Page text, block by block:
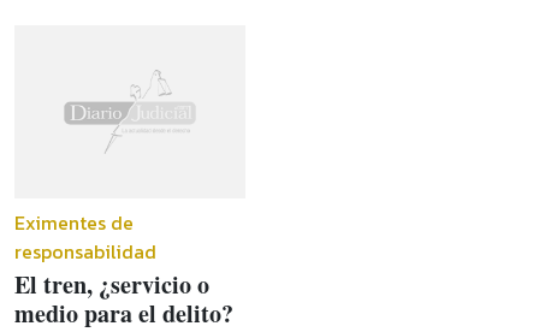
Eximentes de
responsabilidad
El tren, ¿servicio o
medio para el delito?